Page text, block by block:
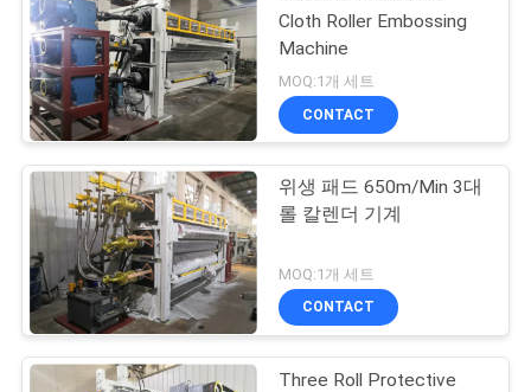
용
문
을
요
구
하
세
요
직물 캘린더 머신
기계를 만드는 비 길
쌈된 직물
Cloth Roller Embossing
Machine
MOQ:1개 세트
CONTACT
위생 패드 650m/Min 3대
롤 칼렌더 기계
MOQ:1개 세트
CONTACT
Three Roll Protective